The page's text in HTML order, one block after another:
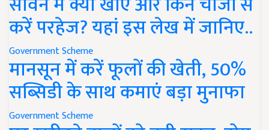
करें परहेज? यहां इस लेख में जानिए..
Government Scheme
मानसून में करें फूलों की खेती, 50%
सब्सिडी के साथ कमाएं बड़ा मुनाफा
Government Scheme